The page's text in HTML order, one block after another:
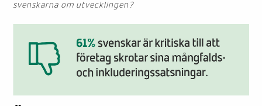
svenskarna om utvecklingen?